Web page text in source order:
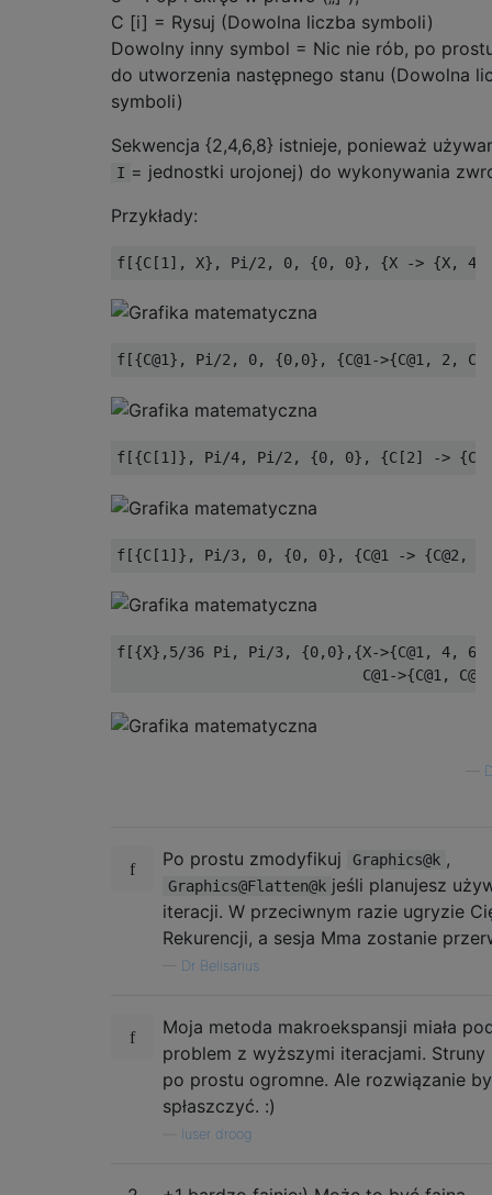
C [i] = Rysuj (Dowolna liczba symboli)
Dowolny inny symbol = Nic nie rób, po
do utworzenia następnego stanu (Dowolna
symboli)
Sekwencja {2,4,6,8} istnieje, ponieważ
I = jednostki urojonej) do wykonywania
Przykłady:
f[{X},5/36 Pi, Pi/3, {0,0},{X->{C@1, 4,
Po prostu zmodyfikuj Graphics@k ,
Graphics@Flatten@k jeśli planujesz
iteracji. W przeciwnym razie ugryzie
Rekurencji, a sesja Mma zostanie
Dr Belisarius
Moja metoda makroekspansji miała
problem z wyższymi iteracjami. Struny
po prostu ogromne. Ale rozwiązanie
spłaszczyć. :)
luser droog